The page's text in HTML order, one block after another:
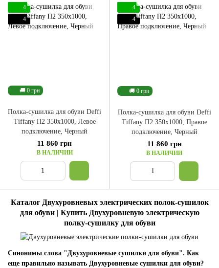
🚚 0 грн
4
4
Полка-сушилка для обуви Deffi
Tiffany П2 350x1000, Левое
подключение, Черный
11 860 грн
В НАЛИЧИИ
🚚 0 грн
4
4
Полка-сушилка для обуви Deffi
Tiffany П2 350x1000, Правое
подключение, Черный
11 860 грн
В НАЛИЧИИ
Каталог Двухуровневых электрических полок-сушилок
для обуви | Купить Двухуровневую электрическую
полку-сушилку для обуви
Синонимы слова "Двухуровневые сушилки для обуви". Как
еще правильно называть Двухуровневые сушилки для обуви?